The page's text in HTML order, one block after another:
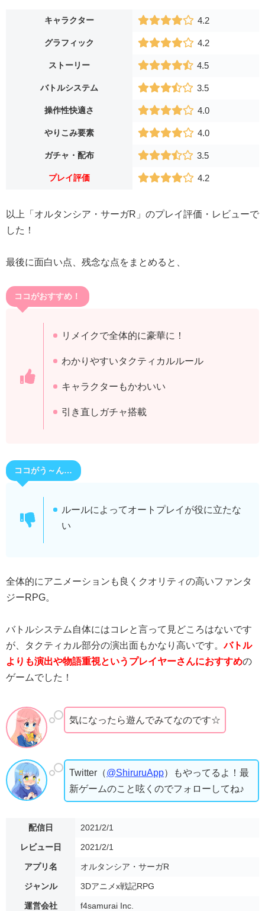
キャラクター 4.2
グラフィック 4.2
ストーリー 4.5
バトルシステム 3.5
操作性快適さ 4.0
やりこみ要素 4.0
ガチャ・配布 3.5
プレイ評価 4.2
以上「オルタンシア・サーガR」のプレイ評価・レビューで
した！
最後に面白い点、残念な点をまとめると、
ココがおすすめ！
リメイクで全体的に豪華に！
わかりやすいタクティカルルール
キャラクターもかわいい
引き直しガチャ搭載
ココがう～ん…
ルールによってオートプレイが役に立たな
い
全体的にアニメーションも良くクオリティの高いファンタ
ジーRPG。
バトルシステム自体にはコレと言って見どころはないです
が、タクティカル部分の演出面もかなり高いです。バトル
よりも演出や物語重視というプレイヤーさんにおすすめの
ゲームでした！
気になったら遊んでみてなのです☆
Twitter（@ShiruruApp）もやってるよ！最
新ゲームのこと呟くのでフォローしてね♪
配信日 2021/2/1
レビュー日 2021/2/1
アプリ名 オルタンシア・サーガR
ジャンル 3Dアニメx戦記RPG
運営会社 f4samurai Inc.